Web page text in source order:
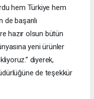
hem Türkiye hem
başarılı
hazır olsun bütün
yeni ürünler
diyerek,
de teşekkür